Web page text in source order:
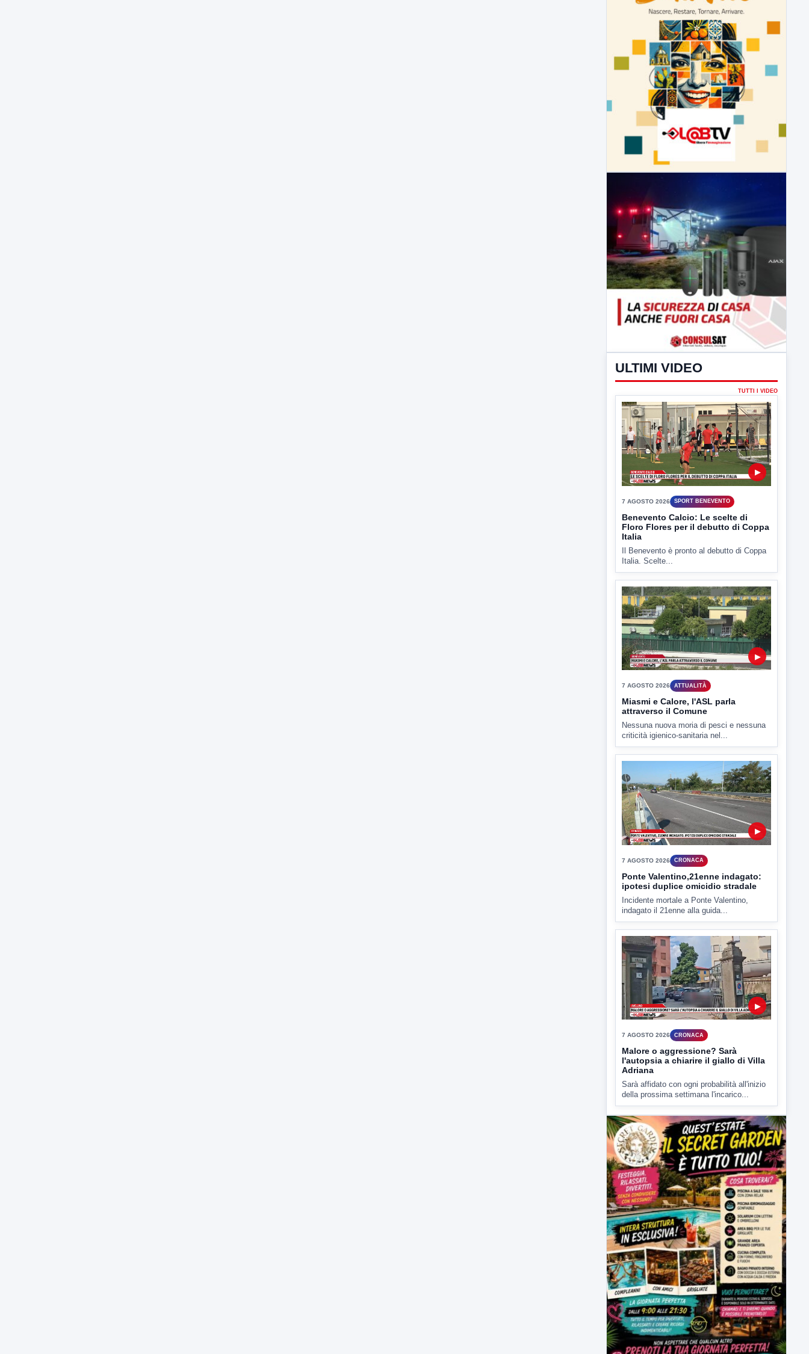
ULTIMI VIDEO
TUTTI I VIDEO
▶
7 AGOSTO 2026 SPORT BENEVENTO
Benevento Calcio: Le scelte di
Floro Flores per il debutto di Coppa
Il Benevento è pronto al debutto di Coppa
Italia. Scelte...
▶
7 AGOSTO 2026 ATTUALITÀ
Miasmi e Calore, l'ASL parla
attraverso il Comune
Nessuna nuova moria di pesci e nessuna
criticità igienico-sanitaria nel...
▶
7 AGOSTO 2026
Ponte Valentino,21enne indagato:
ipotesi duplice omicidio stradale
Incidente mortale a Ponte Valentino,
indagato il 21enne alla guida...
▶
7 AGOSTO 2026 CRONACA
Malore o aggressione? Sarà
l'autopsia a chiarire il giallo di Villa
Sarà affidato con ogni probabilità all'inizio
della prossima settimana l'incarico...